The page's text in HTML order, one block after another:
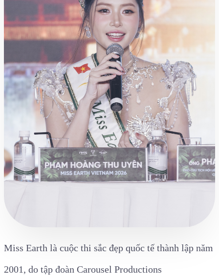
Miss Earth là cuộc thi sắc đẹp quốc tế thành lập năm
2001, do tập đoàn Carousel Productions